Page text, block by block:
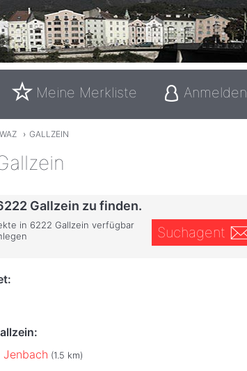
Meine Merkliste Anmelden
› GALLZEIN
Gallzein zu finden.
in 6222 Gallzein verfügbar
Suchagent
Jenbach (1.5 km)